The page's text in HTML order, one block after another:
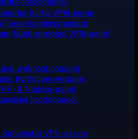
hurtig VPN-kerne
Forex-handelsstandard
Multi-protokol VPN-panel
webhostingpanel
hurtigt serverpanel
& Node.js-panel
hostingpanel
Selvhostet VPN-server